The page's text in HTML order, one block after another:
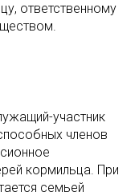
ответственному
участник
членов
кормильца. При
семьей